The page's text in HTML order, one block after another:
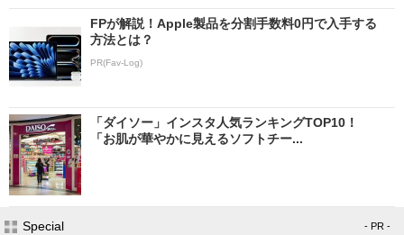
FPが解説！Apple製品を分割手数料0円で入手する
方法とは？
PR(Fav-Log)
「ダイソー」インスタ人気ランキングTOP10！
「お肌が華やかに見えるソフトチー...
Special - PR -